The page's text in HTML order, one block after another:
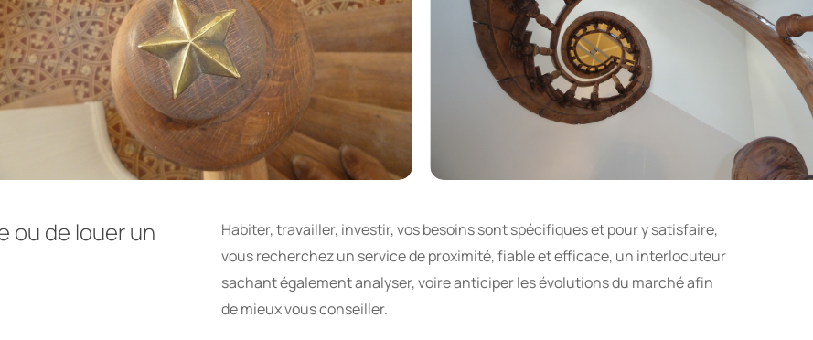
ou de louerun
Habiter, travailler, investir, vos besoins sont spécifiques et pour y satisfaire,
vous recherchez un service de proximité, fiable et efficace, un interlocuteur
sachant également analyser, voire anticiper les évolutions du marché afin
de mieux vous conseiller.